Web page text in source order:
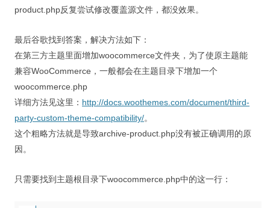
product.php反复尝试修改覆盖源文件，都没效果。
最后谷歌找到答案，解决方法如下：
在第三方主题里面增加woocommerce文件夹，为了使原主题能
兼容WooCommerce，一般都会在主题目录下增加一个
woocommerce.php
详细方法见这里： http://docs.woothemes.com/document/third-
party-custom-theme-compatibility/。
这个粗略方法就是导致archive-product.php没有被正确调用的原
因。
只需要找到主题根目录下woocommerce.php中的这一行：